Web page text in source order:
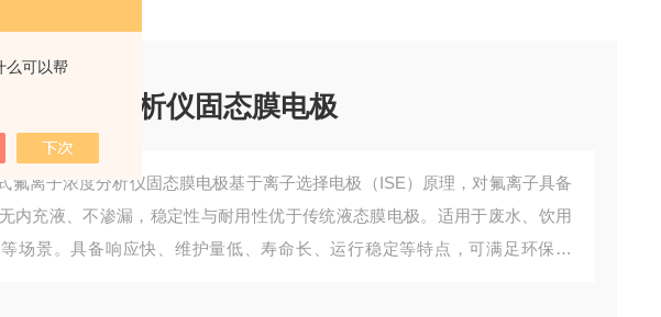
么可以帮
子浓度分析仪固态膜电极
氟离子浓度分析仪固态膜电极基于离子选择电极（ISE）原理，对氟离子具备
内充液、不渗漏，稳定性与耐用性优于传统液态膜电极。适用于废水、饮用
场景。具备响应快、维护量低、寿命长、运行稳定等特点，可满足环保排